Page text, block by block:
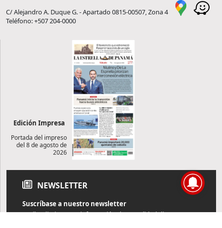
C/ Alejandro A. Duque G. - Apartado 0815-00507, Zona 4
Teléfono: +507 204-0000
Edición Impresa
Portada del impreso
del 8 de agosto de
2026
NEWSLETTER
Suscríbase a nuestro newsletter
Reciba diariamente información de actualidad directamente en